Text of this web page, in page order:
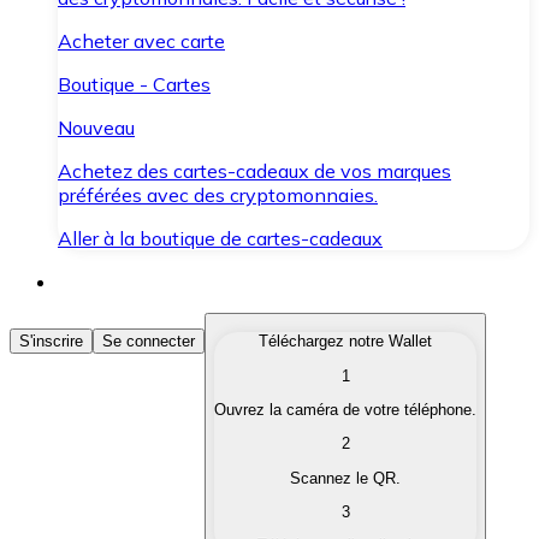
Acheter avec carte
Boutique - Cartes
Nouveau
Achetez des cartes-cadeaux de vos marques
préférées avec des cryptomonnaies.
Aller à la boutique de cartes-cadeaux
Acheter des Cryptomonnaies
Achetez les cryptomonnaies qui vous intéressent
Convertissez vos cryptomonnaies en monnaie
S'inscrire Se connecter
Téléchargez notre Wallet
1
Ouvrez la caméra de votre téléphone.
2
Scannez le QR.
3